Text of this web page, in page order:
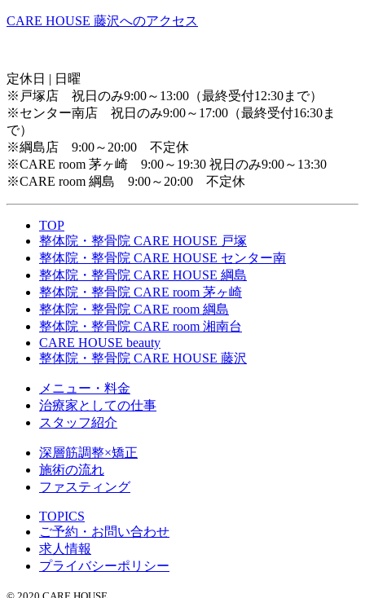
CARE HOUSE 藤沢へのアクセス
定休日 | 日曜
※戸塚店 祝日のみ9:00～13:00（最終受付12:30まで）
※センター南店 祝日のみ9:00～17:00（最終受付16:30ま
で）
※綱島店 9:00～20:00 不定休
※CARE room 茅ヶ崎 9:00～19:30 祝日のみ9:00～13:30
※CARE room 綱島 9:00～20:00 不定休
TOP
整体院・整骨院 CARE HOUSE 戸塚
整体院・整骨院 CARE HOUSE センター南
整体院・整骨院 CARE HOUSE 綱島
整体院・整骨院 CARE room 茅ヶ崎
整体院・整骨院 CARE room 綱島
整体院・整骨院 CARE room 湘南台
CARE HOUSE beauty
整体院・整骨院 CARE HOUSE 藤沢
メニュー・料金
治療家としての仕事
スタッフ紹介
深層筋調整×矯正
施術の流れ
ファスティング
TOPICS
ご予約・お問い合わせ
求人情報
プライバシーポリシー